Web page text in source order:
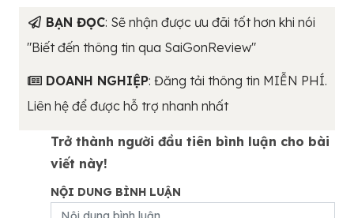
BẠN ĐỌC: Sẽ nhận được ưu đãi tốt hơn khi nói
"Biết đến thông tin qua SaiGonReview"
DOANH NGHIỆP: Đăng tải thông tin MIỄN PHÍ.
Liên hệ để được hỗ trợ nhanh nhất
Trở thành người đầu tiên bình luận cho bài
viết này!
NỘI DUNG BÌNH LUẬN